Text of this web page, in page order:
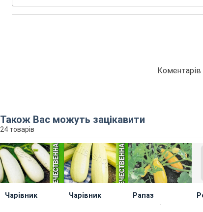
Також Вас можуть зацікавити
24 товарів
Чарівник Чарівник Рапаз
Інші виробники